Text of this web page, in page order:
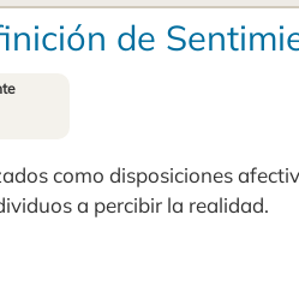
de
como disposiciones
a percibir la realidad.